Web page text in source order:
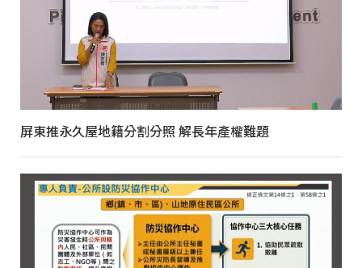
屏東推永久屋地籍分割分照 解長年產權難題